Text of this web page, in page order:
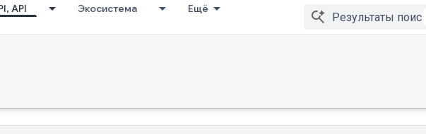
API Экосистема Ещё